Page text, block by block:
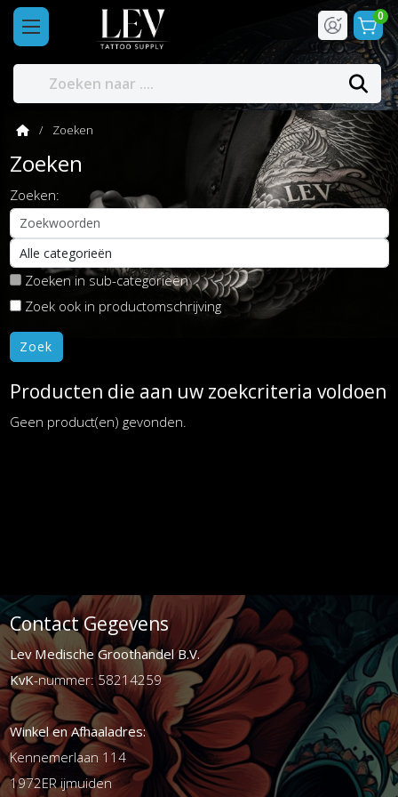
0
Zoeken
Zoeken
Zoeken:
Zoeken in sub-categorieën
Zoek ook in productomschrijving
Producten die aan uw zoekcriteria voldoen
Geen product(en) gevonden.
Contact Gegevens
Lev Medische Groothandel B.V.
KvK-nummer: 58214259
Winkel en Afhaaladres:
Kennemerlaan 114
1972ER ijmuiden